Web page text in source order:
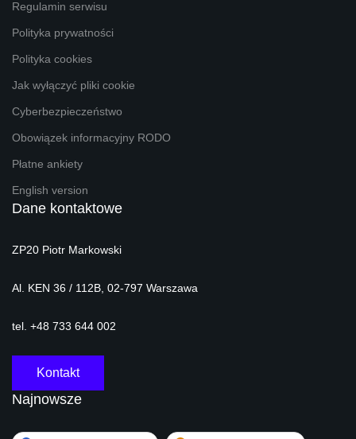
Regulamin serwisu
Polityka prywatności
Polityka cookies
Jak wyłączyć pliki cookie
Cyberbezpieczeństwo
Obowiązek informacyjny RODO
Płatne ankiety
English version
Dane kontaktowe
ZP20 Piotr Markowski
Al. KEN 36 / 112B, 02-797 Warszawa
tel. +48 733 644 002
Kontakt
Najnowsze